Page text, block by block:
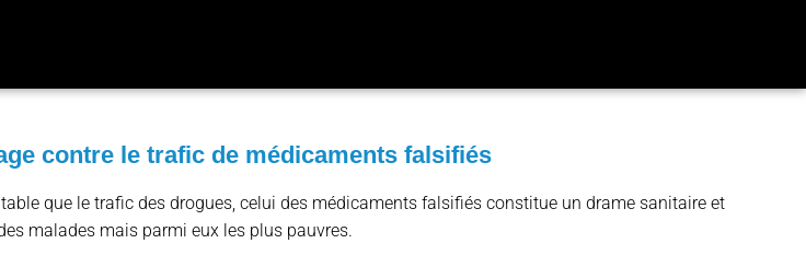
contre le trafic de médicaments falsifiés
que le trafic des drogues, celui des médicaments falsifiés constitue un drame sanitaire et
malades mais parmi eux les plus pauvres.